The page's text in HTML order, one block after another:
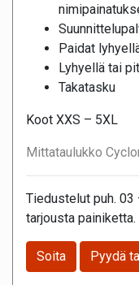
Paidat
Lyhyellä tai
Takatasku
Koot XXS – 5XL
Mittataulukko
Tiedustelut puh.
tarjousta painiketta.
Soita Pyydä